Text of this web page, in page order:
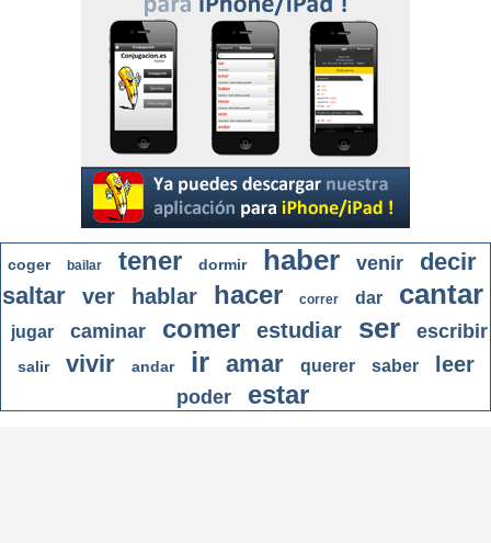
coger bailar tener dormir haber venir
decir
saltar
ver hablar hacer correr dar cantar
jugar caminar comer estudiar ser escribir
salir vivir andar ir amar querer saber leer
poder estar